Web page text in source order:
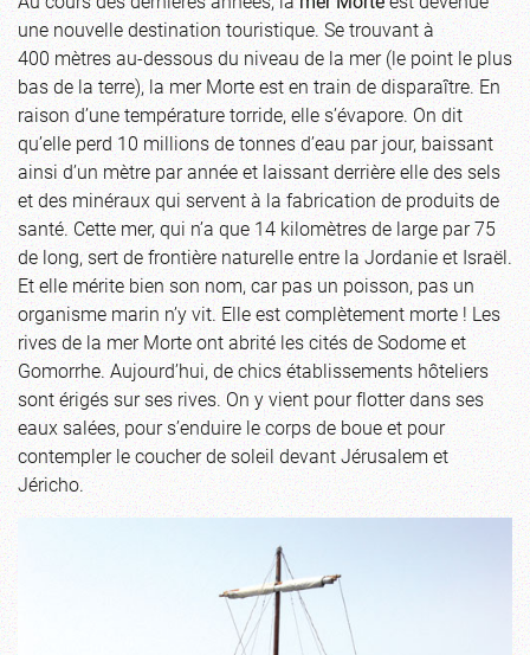
une nouvelle destination touristique. Se trouvant à
400 mètres au-dessous du niveau de la mer (le point le plus
bas de la terre), la mer Morte est en train de disparaître. En
raison d’une température torride, elle s’évapore. On dit
qu’elle perd 10 millions de tonnes d’eau par jour, baissant
ainsi d’un mètre par année et laissant derrière elle des sels
et des minéraux qui servent à la fabrication de produits de
santé. Cette mer, qui n’a que 14 kilomètres de large par 75
de long, sert de frontière naturelle entre la Jordanie et Israël.
Et elle mérite bien son nom, car pas un poisson, pas un
organisme marin n’y vit. Elle est complètement morte ! Les
rives de la mer Morte ont abrité les cités de Sodome et
Gomorrhe. Aujourd’hui, de chics établissements hôteliers
sont érigés sur ses rives. On y vient pour flotter dans ses
eaux salées, pour s’enduire le corps de boue et pour
contempler le coucher de soleil devant Jérusalem et
Jéricho.